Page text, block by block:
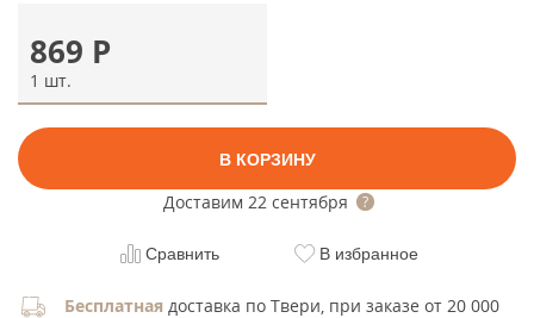
869 Р
1 шт.
В КОРЗИНУ
Доставим 22 сентября
Сравнить В избранное
Бесплатная доставка по Твери, при заказе от 20 000